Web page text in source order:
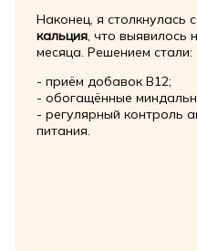
Наконец, я столкнулась с
кальция, что выявилось
месяца. Решением стали:
- приём добавок B12;
- обогащённые
- регулярный контроль
питания.